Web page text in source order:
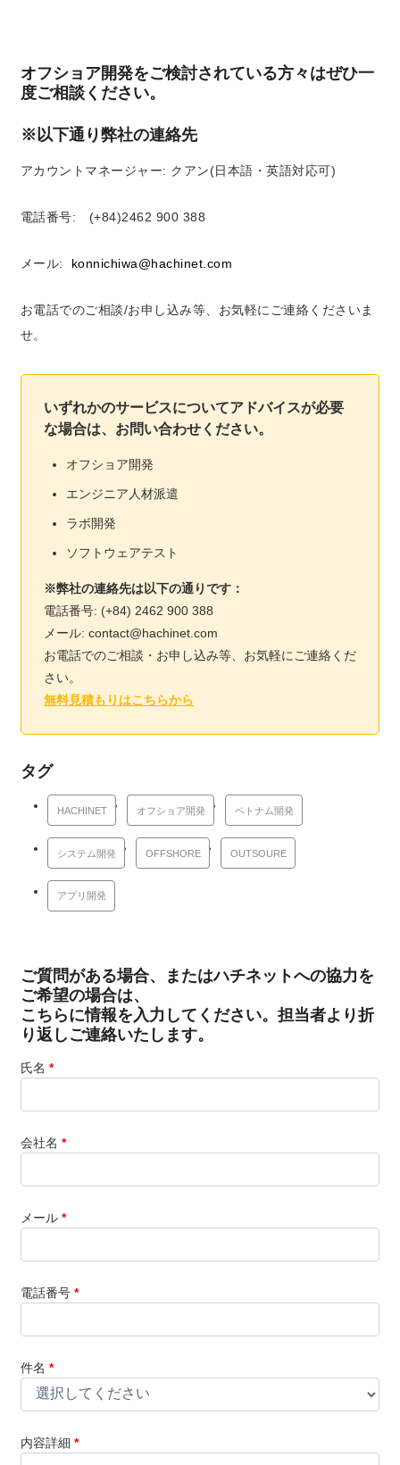
オフショア開発をご検討されている方々はぜひ一
度ご相談ください。
※以下通り弊社の連絡先
アカウントマネージャー: クアン(日本語・英語対応可)
電話番号: (+84)2462 900 388
メール: konnichiwa@hachinet.com
お電話でのご相談/お申し込み等、お気軽にご連絡くださいま
せ。
いずれかのサービスについてアドバイスが必要
な場合は、お問い合わせください。
オフショア開発
エンジニア人材派遣
ラボ開発
ソフトウェアテスト
※弊社の連絡先は以下の通りです：
電話番号: (+84) 2462 900 388
メール: contact@hachinet.com
お電話でのご相談・お申し込み等、お気軽にご連絡くだ
さい。
無料見積もりはこちらから
タグ
HACHINET オフショア開発 ベトナム開発
システム開発 OFFSHORE OUTSOURE
アプリ開発
ご質問がある場合、またはハチネットへの協力を
ご希望の場合は、
こちらに情報を入力してください。担当者より折
り返しご連絡いたします。
氏名 *
会社名 *
メール *
電話番号 *
件名 *
内容詳細 *